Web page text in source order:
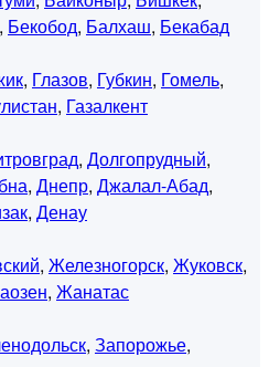
, Бекобод, Балхаш, Бекабад
, Глазов, Губкин, Гомель,
, Газалкент
, Долгопрудный,
, Днепр, Джалал-Абад,
, Денау
, Железногорск, Жуковск,
, Жанатас
, Запорожье,